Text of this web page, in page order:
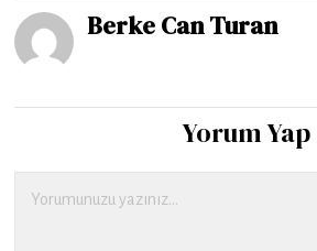
Berke Can Turan
Yorum Yap